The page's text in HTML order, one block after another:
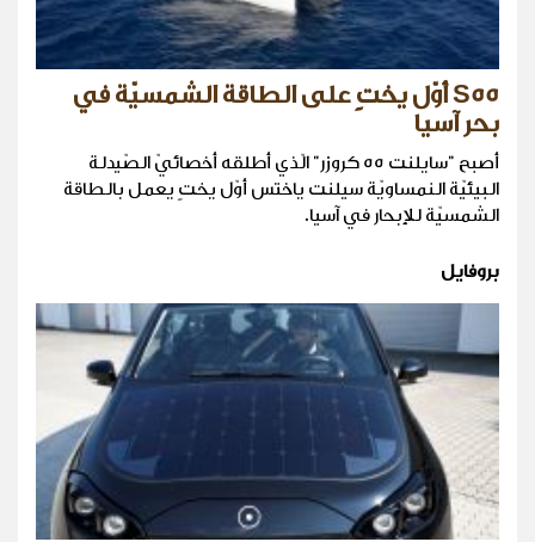
S55 أوّل يختٍ على الطاقة الشمسيّة في
بحر آسيا
أصبح "سايلنت 55 كروزر" الّذي أطلقه أخصائيّ الصّيدلة
البيئيّة النمساويّة سيلنت ياختس أوّل يختٍ يعمل بالطاقة
الشمسيّة للإبحار في آسيا.
بروفايل